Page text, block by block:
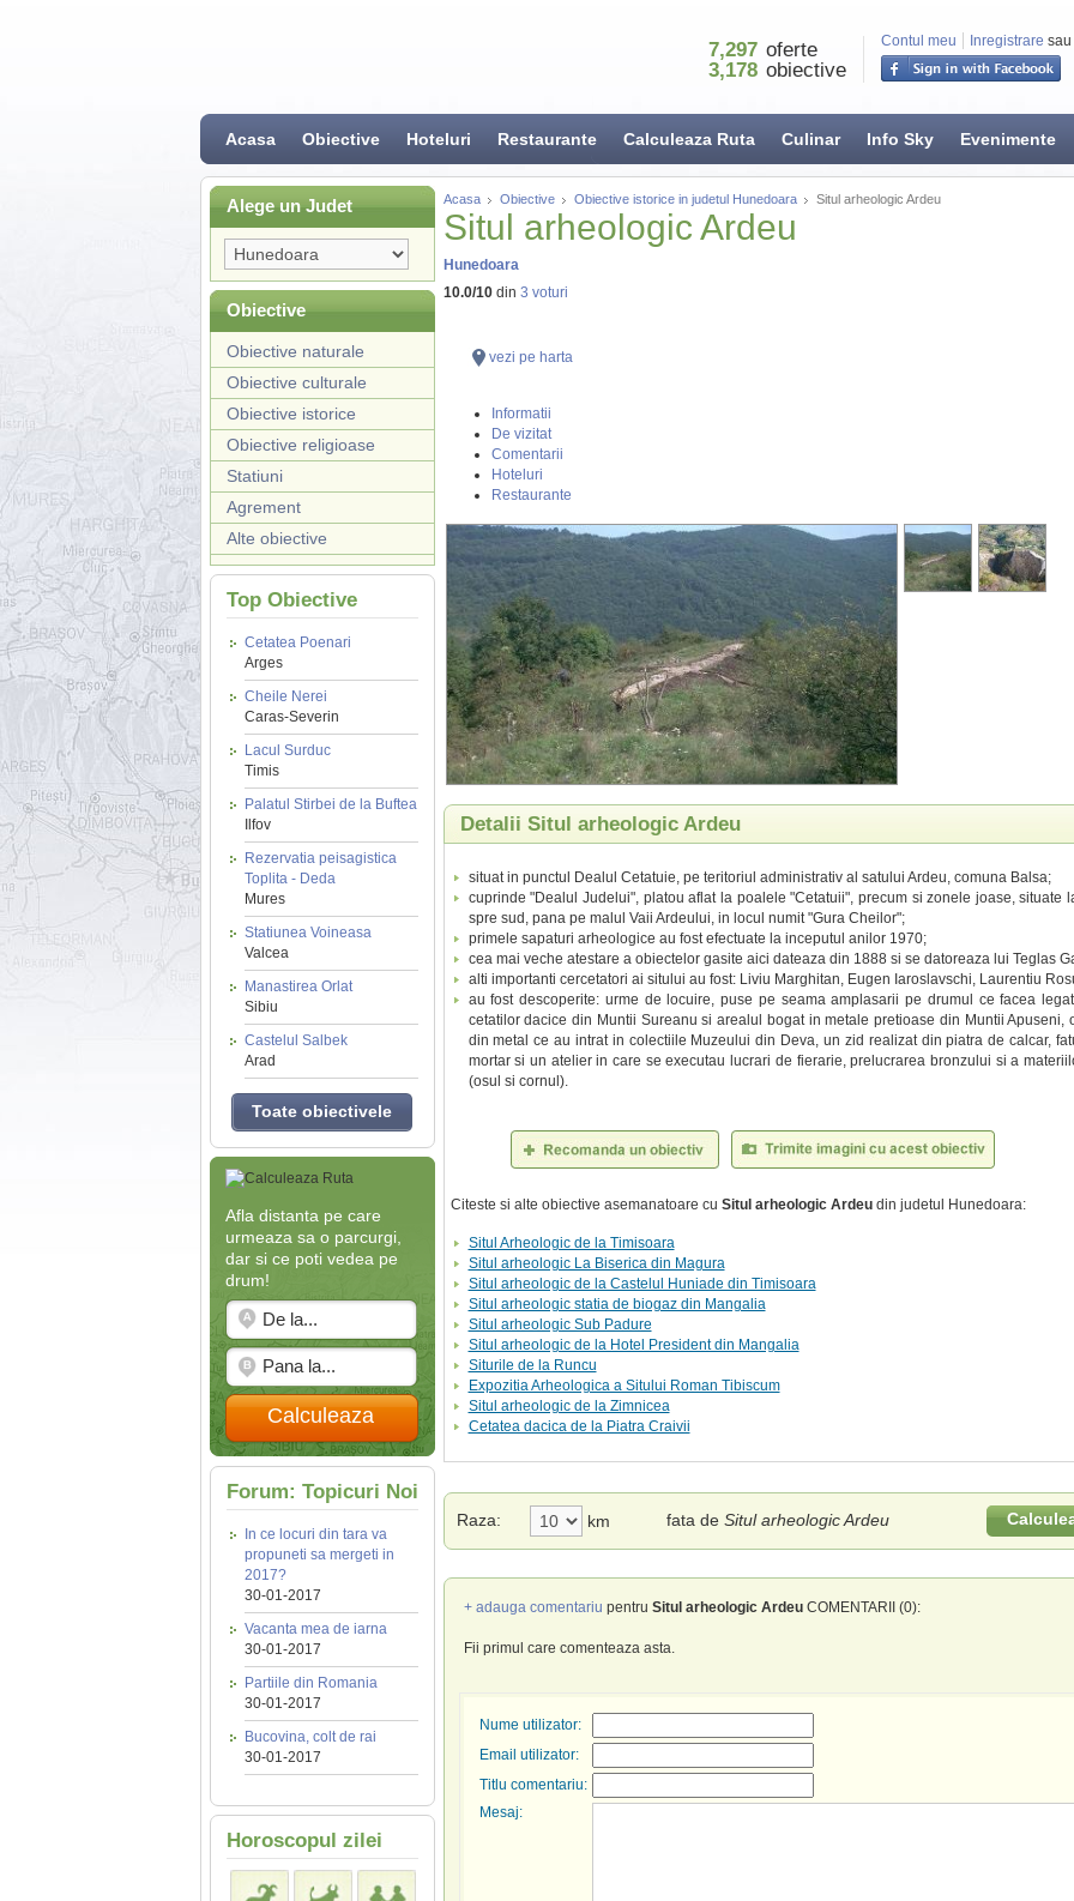
Contul meu Inregistrare sau
7,297 oferte
3,178 obiective
Acasa Obiective Hoteluri Restaurante Calculeaza Ruta Culinar Info Sky Evenimente
Alege un Judet
Obiective
Obiective naturale
Obiective culturale
Obiective istorice
Obiective religioase
Statiuni
Agrement
Alte obiective
Top Obiective
Cetatea Poenari
Arges
Cheile Nerei
Caras-Severin
Lacul Surduc
Timis
Palatul Stirbei de la Buftea
Ilfov
Rezervatia peisagistica
Toplita - Deda
Mures
Statiunea Voineasa
Valcea
Manastirea Orlat
Sibiu
Castelul Salbek
Arad
Toate obiectivele
Afla distanta pe care
urmeaza sa o parcurgi,
dar si ce poti vedea pe
drum!
Calculeaza
Forum: Topicuri Noi
In ce locuri din tara va
propuneti sa mergeti in
2017?
30-01-2017
Vacanta mea de iarna
30-01-2017
Partiile din Romania
30-01-2017
Bucovina, colt de rai
30-01-2017
Horoscopul zilei
Acasa Obiective Obiective istorice in judetul Hunedoara Situl arheologic Ardeu
Situl arheologic Ardeu
Hunedoara
10.0/10din 3 voturi
vezi pe harta
Informatii
De vizitat
Comentarii
Hoteluri
Restaurante
Detalii Situl arheologic Ardeu
situat in punctul Dealul Cetatuie, pe teritoriul administrativ al satului Ardeu, comuna Balsa;
cuprinde "Dealul Judelui", platou aflat la poalele "Cetatuii", precum si zonele joase, situate
spre sud, pana pe malul Vaii Ardeului, in locul numit "Gura Cheilor";
primele sapaturi arheologice au fost efectuate la inceputul anilor 1970;
cea mai veche atestare a obiectelor gasite aici dateaza din 1888 si se datoreaza lui Teglas
alti importanti cercetatori ai sitului au fost: Liviu Marghitan, Eugen Iaroslavschi, Laurentiu
au fost descoperite: urme de locuire, puse pe seama amplasarii pe drumul ce facea
cetatilor dacice din Muntii Sureanu si arealul bogat in metale pretioase din Muntii Apuseni,
din metal ce au intrat in colectiile Muzeului din Deva, un zid realizat din piatra de calcar,
mortar si un atelier in care se executau lucrari de fierarie, prelucrarea bronzului si a
(osul si cornul).
Citeste si alte obiective asemanatoare cu Situl arheologic Ardeudin judetul Hunedoara:
Situl Arheologic de la Timisoara
Situl arheologic La Biserica din Magura
Situl arheologic de la Castelul Huniade din Timisoara
Situl arheologic statia de biogaz din Mangalia
Situl arheologic Sub Padure
Situl arheologic de la Hotel President din Mangalia
Siturile de la Runcu
Expozitia Arheologica a Sitului Roman Tibiscum
Situl arheologic de la Zimnicea
Cetatea dacica de la Piatra Craivii
Raza: km fata de Situl arheologic Ardeu
+ adauga comentariu pentru Situl arheologic ArdeuCOMENTARII (0):
Fii primul care comenteaza asta.
Nume utilizator:
Email utilizator:
Titlu comentariu:
Mesaj: